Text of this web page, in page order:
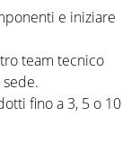
e iniziare
team tecnico
fino a 3, 5 o 10